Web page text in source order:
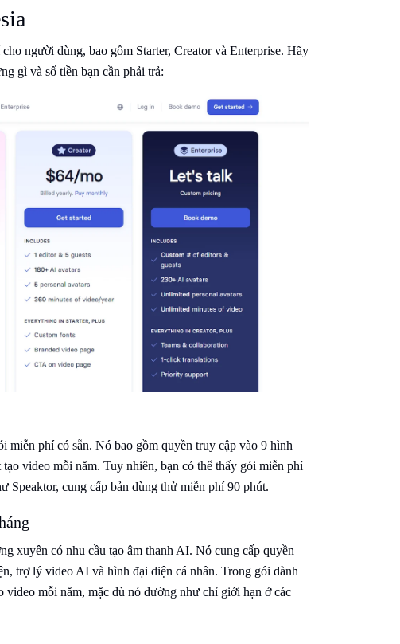
người dùng, bao gồm Starter, Creator và Enterprise. Hãy
gì và số tiền bạn cần phải trả:
miễn phí có sẵn. Nó bao gồm quyền truy cập vào 9 hình
video mỗi năm. Tuy nhiên, bạn có thể thấy gói miễn phí
Speaktor, cung cấp bản dùng thử miễn phí 90 phút.
xuyên có nhu cầu tạo âm thanh AI. Nó cung cấp quyền
trợ lý video AI và hình đại diện cá nhân. Trong gói dành
video mỗi năm, mặc dù nó dường như chỉ giới hạn ở các